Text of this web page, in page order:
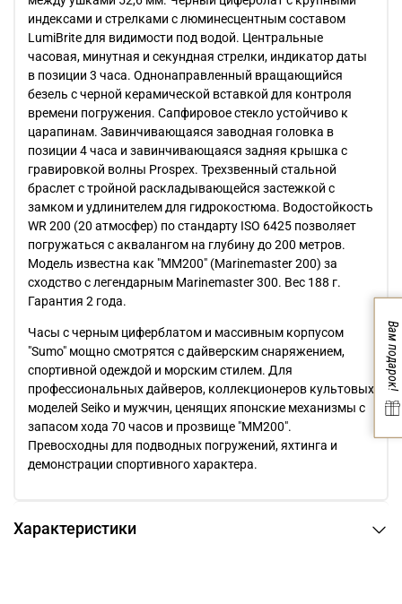
индексами и стрелками с люминесцентным составом
LumiBrite для видимости под водой. Центральные
часовая, минутная и секундная стрелки, индикатор даты
в позиции 3 часа. Однонаправленный вращающийся
безель с черной керамической вставкой для контроля
времени погружения. Сапфировое стекло устойчиво к
царапинам. Завинчивающаяся заводная головка в
позиции 4 часа и завинчивающаяся задняя крышка с
гравировкой волны Prospex. Трехзвенный стальной
браслет с тройной раскладывающейся застежкой с
замком и удлинителем для гидрокостюма. Водостойкость
WR 200 (20 атмосфер) по стандарту ISO 6425 позволяет
погружаться с аквалангом на глубину до 200 метров.
Модель известна как "MM200" (Marinemaster 200) за
сходство с легендарным Marinemaster 300. Вес 188 г.
Гарантия 2 года.
Часы с черным циферблатом и массивным корпусом
"Sumo" мощно смотрятся с дайверским снаряжением,
спортивной одеждой и морским стилем. Для
профессиональных дайверов, коллекционеров культовых
моделей Seiko и мужчин, ценящих японские механизмы с
запасом хода 70 часов и прозвище "MM200".
Превосходны для подводных погружений, яхтинга и
демонстрации спортивного характера.
Характеристики
Вам подарок!